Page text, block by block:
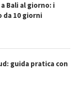
Bali al giorno: i
da 10 giorni
guida pratica con